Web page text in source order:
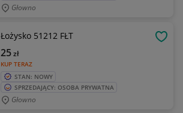
Głowno
Łożysko 51212 FŁT
KUP TERAZ
25zł
STAN: NOWY
SPRZEDAJĄCY: OSOBA PRYWATNA
Głowno